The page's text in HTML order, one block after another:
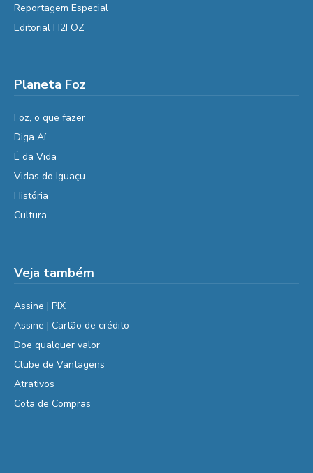
Reportagem Especial
Editorial H2FOZ
Planeta Foz
Foz, o que fazer
Diga Aí
É da Vida
Vidas do Iguaçu
História
Cultura
Veja também
Assine | PIX
Assine | Cartão de crédito
Doe qualquer valor
Clube de Vantagens
Atrativos
Cota de Compras